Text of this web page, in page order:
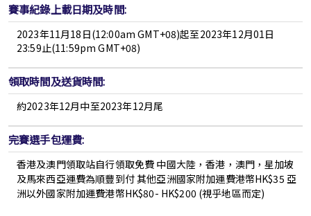
賽事紀錄上載日期及時間:
2023年11月18日(12:00am GMT+08)起至2023年12月01日
23:59止(11:59pm GMT+08)
領取時間及送貨時間:
約2023年12月中至2023年12月尾
完賽選手包運費:
香港及澳門領取站自行領取免費 中國大陸，香港，澳門，星加坡
及馬來西亞運費為順豐到付 其他亞洲國家附加運費港幣HK$35 亞
洲以外國家附加運費港幣HK$80- HK$200 (視乎地區而定)